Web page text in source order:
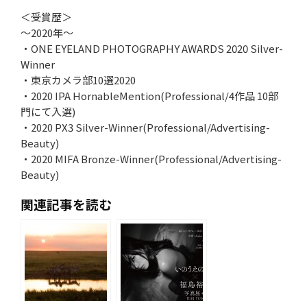
＜受賞歴＞
～2020年～
・ONE EYELAND PHOTOGRAPHY AWARDS 2020 Silver-
Winner
・東京カメラ部10選2020
・2020 IPA HornableMention(Professional/4作品 10部
門にて入選)
・2020 PX3 Silver-Winner(Professional/Advertising-
Beauty)
・2020 MIFA Bronze-Winner(Professional/Advertising-
Beauty)
関連記事を読む